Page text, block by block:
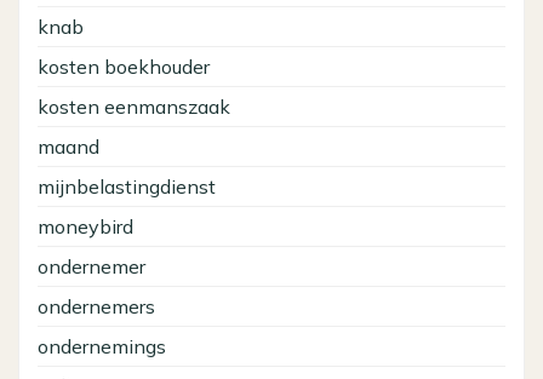
knab
kosten boekhouder
kosten eenmanszaak
maand
mijnbelastingdienst
moneybird
ondernemer
ondernemers
ondernemings